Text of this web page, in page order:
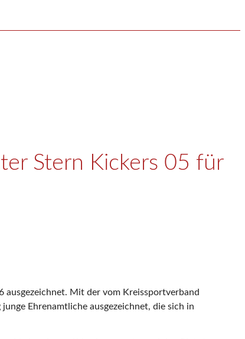
Stern Kickers 05 für
ausgezeichnet. Mit der vom Kreissportverband
Ehrenamtliche ausgezeichnet, die sich in